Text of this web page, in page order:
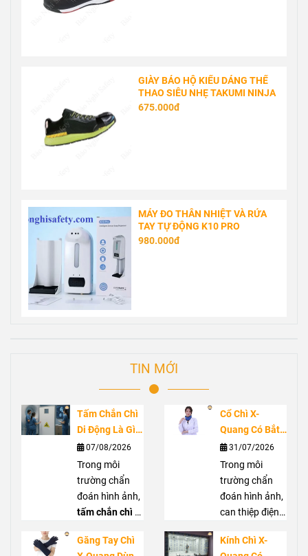
GIÀY BẢO HỘ KIỂU DÁNG THỂ
THAO SIÊU NHẸ TAKUMI NINJA
675.000đ
MÁY ĐO THÂN NHIỆT VÀ RỬA
TAY TỰ ĐỘNG K10 PRO
980.000đ
TIN MỚI
Tấm Chắn Chì
Di Động Là Gì?
Ứng Dụng
Trong Phòng
Chụp X-Quang
07/08/2026
Trong môi
trường chẩn
đoán hình ảnh,
tấm chắn chì di
pháp hỗ trợ che
Cổ Chì X-
Quang Có Bắt
Buộc Không?
Vai Trò Bảo Vệ
Tuyến Giáp
Trước Bức Xạ
31/07/2026
Trong môi
trường chẩn
đoán hình ảnh,
can thiệp điện
phẫu thuật C-
Găng Tay Chì
Kính Chì X-